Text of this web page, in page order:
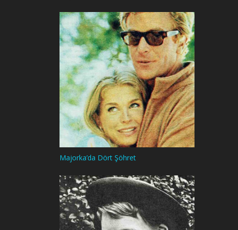
Majorka’da Dört Şöhret